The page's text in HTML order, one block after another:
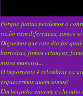
Porque juntas perdemos o
razão nem diferenças, somos
Diguemos que este dia foi
barreiras, fomos crianças,
nossa maneira...
O importante é relembrar os
esquecermos quem somos!
Um beijinho enorme e